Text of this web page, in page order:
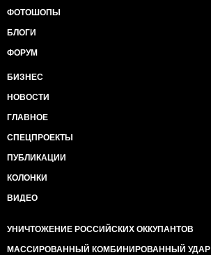
ФОТОШОПЫ
БЛОГИ
ФОРУМ
БИЗНЕС
НОВОСТИ
ГЛАВНОЕ
СПЕЦПРОЕКТЫ
ПУБЛИКАЦИИ
КОЛОНКИ
ВИДЕО
УНИЧТОЖЕНИЕ РОССИЙСКИХ ОККУПАНТОВ
МАССИРОВАННЫЙ КОМБИНИРОВАННЫЙ УДАР